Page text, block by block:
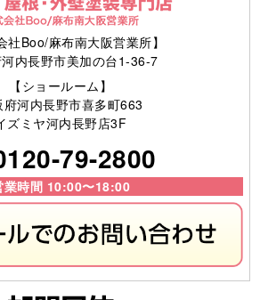
社Boo/麻布南大阪営業所】
内長野市美加の台1-36-7
【ショールーム】
府河内長野市喜多町663
ズミヤ河内長野店3F
79-2800
業時間 10:00〜18:00